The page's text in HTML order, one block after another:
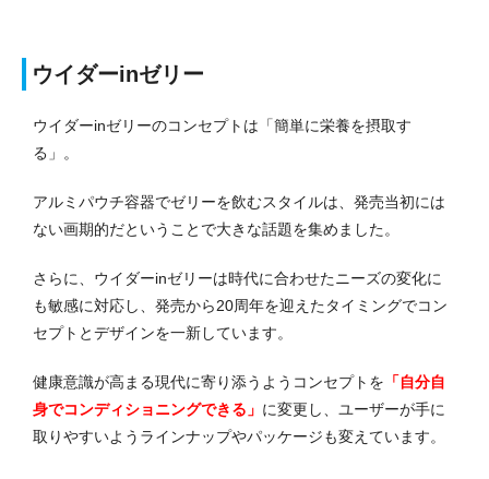
ウイダーinゼリー
ウイダーinゼリーのコンセプトは「簡単に栄養を摂取す
る」。
アルミパウチ容器でゼリーを飲むスタイルは、発売当初には
ない画期的だということで大きな話題を集めました。
さらに、ウイダーinゼリーは時代に合わせたニーズの変化に
も敏感に対応し、発売から20周年を迎えたタイミングでコン
セプトとデザインを一新しています。
健康意識が高まる現代に寄り添うようコンセプトを 「自分自
身でコンディショニングできる」 に変更し、ユーザーが手に
取りやすいようラインナップやパッケージも変えています。